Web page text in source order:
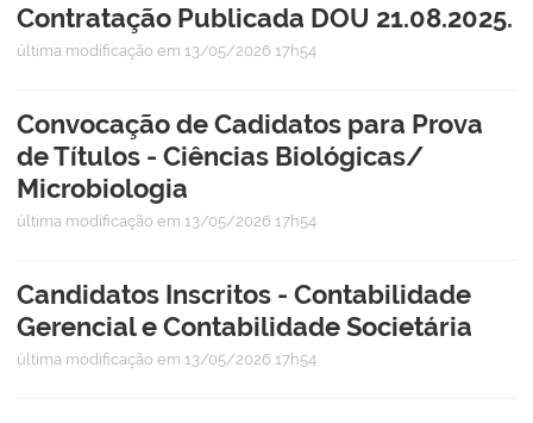
Contratação Publicada DOU 21.08.2025.
última modificação em 13/05/2026 17h54
Convocação de Cadidatos para Prova
de Títulos - Ciências Biológicas/
Microbiologia
última modificação em 13/05/2026 17h54
Candidatos Inscritos - Contabilidade
Gerencial e Contabilidade Societária
última modificação em 13/05/2026 17h54